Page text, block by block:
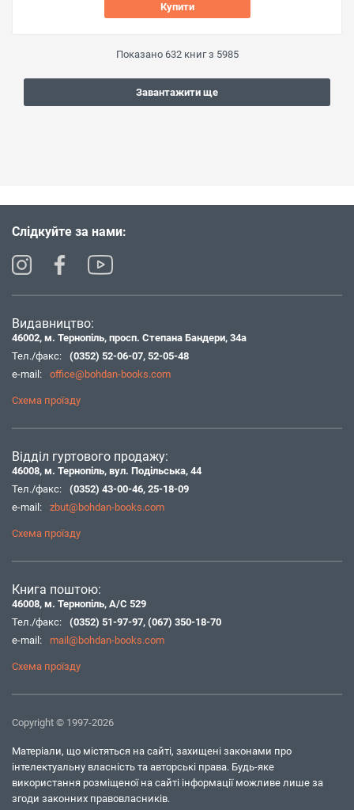
Купити
Показано 632книг з 5985
Завантажити ще
Слідкуйте за нами:
Видавництво:
46002, м. Тернопіль, просп. Степана Бандери, 34а
Тел./факс:
(0352) 52-06-07, 52-05-48
e-mail:
office@bohdan-books.com
Схема проїзду
Відділ гуртового продажу:
46008, м. Тернопіль, вул. Подільська, 44
Тел./факс:
(0352) 43-00-46, 25-18-09
e-mail:
zbut@bohdan-books.com
Схема проїзду
Книга поштою:
46008, м. Тернопіль, А/С 529
Тел./факс:
(0352) 51-97-97, (067) 350-18-70
e-mail:
mail@bohdan-books.com
Схема проїзду
Copyright © 1997-2026
Матеріали, що містяться на сайті, захищені законами про
інтелектуальну власність та авторські права. Будь-яке
використання розміщеної на сайті інформації можливе лише за
згоди законних правовласників.